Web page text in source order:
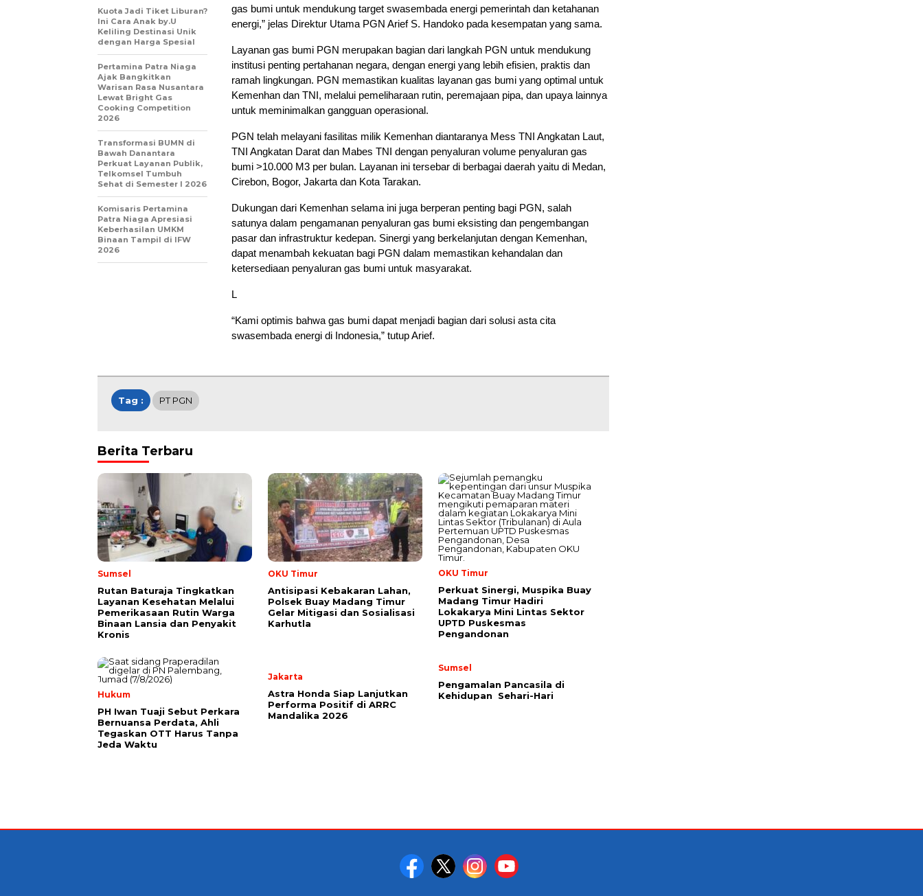
gas bumi untuk mendukung target swasembada energi pemerintah dan ketahanan
energi,” jelas Direktur Utama PGN Arief S. Handoko pada kesempatan yang sama.
Layanan gas bumi PGN merupakan bagian dari langkah PGN untuk mendukung
institusi penting pertahanan negara, dengan energi yang lebih efisien, praktis dan
ramah lingkungan. PGN memastikan kualitas layanan gas bumi yang optimal untuk
Kemenhan dan TNI, melalui pemeliharaan rutin, peremajaan pipa, dan upaya lainnya
untuk meminimalkan gangguan operasional.
PGN telah melayani fasilitas milik Kemenhan diantaranya Mess TNI Angkatan Laut,
TNI Angkatan Darat dan Mabes TNI dengan penyaluran volume penyaluran gas
bumi >10.000 M3 per bulan. Layanan ini tersebar di berbagai daerah yaitu di Medan,
Cirebon, Bogor, Jakarta dan Kota Tarakan.
Dukungan dari Kemenhan selama ini juga berperan penting bagi PGN, salah
satunya dalam pengamanan penyaluran gas bumi eksisting dan pengembangan
pasar dan infrastruktur kedepan. Sinergi yang berkelanjutan dengan Kemenhan,
dapat menambah kekuatan bagi PGN dalam memastikan kehandalan dan
ketersediaan penyaluran gas bumi untuk masyarakat.
L
“Kami optimis bahwa gas bumi dapat menjadi bagian dari solusi asta cita
swasembada energi di Indonesia,” tutup Arief.
Kuota Jadi Tiket Liburan?
Ini Cara Anak by.U
Keliling Destinasi Unik
dengan Harga Spesial
Pertamina Patra Niaga
Ajak Bangkitkan
Warisan Rasa Nusantara
Lewat Bright Gas
Cooking Competition
2026
Transformasi BUMN di
Bawah Danantara
Perkuat Layanan Publik,
Telkomsel Tumbuh
Sehat di Semester I 2026
Komisaris Pertamina
Patra Niaga Apresiasi
Keberhasilan UMKM
Binaan Tampil di IFW
2026
Tag : PT PGN
Berita Terbaru
Sumsel
Rutan Baturaja Tingkatkan
Layanan Kesehatan Melalui
Pemerikasaan Rutin Warga
Binaan Lansia dan Penyakit
Kronis
OKU Timur
Antisipasi Kebakaran Lahan,
Polsek Buay Madang Timur
Gelar Mitigasi dan Sosialisasi
Karhutla
OKU Timur
Perkuat Sinergi, Muspika Buay
Madang Timur Hadiri
Lokakarya Mini Lintas Sektor
UPTD Puskesmas
Pengandonan
Hukum
PH Iwan Tuaji Sebut Perkara
Bernuansa Perdata, Ahli
Tegaskan OTT Harus Tanpa
Jeda Waktu
Jakarta
Astra Honda Siap Lanjutkan
Performa Positif di ARRC
Mandalika 2026
Sumsel
Pengamalan Pancasila di
Kehidupan Sehari-Hari